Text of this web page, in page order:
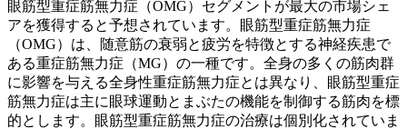
眼筋型重症筋無力症（OMG）セグメントが最大の市場シェ
アを獲得すると予想されています。眼筋型重症筋無力症
（OMG）は、随意筋の衰弱と疲労を特徴とする神経疾患で
ある重症筋無力症（MG）の一種です。全身の多くの筋肉群
に影響を与える全身性重症筋無力症とは異なり、眼筋型重症
筋無力症は主に眼球運動とまぶたの機能を制御する筋肉を標
的とします。眼筋型重症筋無力症の治療は個別化されていま